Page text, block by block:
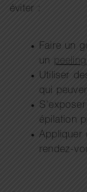
éviter :
Faire un
un peeling
Utiliser
qui
épilation
Appliquer
rendez-